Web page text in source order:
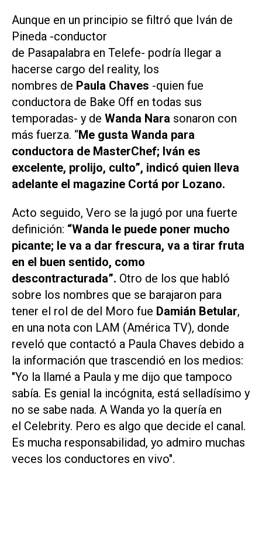
Aunque en un principio se filtró que Iván de
Pineda -conductor
de Pasapalabra en Telefe- podría llegar a
hacerse cargo del reality, los
nombres de Paula Chaves -quien fue
conductora de Bake Off en todas sus
temporadas- y de Wanda Nara sonaron con
más fuerza. “Me gusta Wanda para
conductora de MasterChef; Iván es
excelente, prolijo, culto”, indicó quien lleva
adelante el magazine Cortá por Lozano.
Acto seguido, Vero se la jugó por una fuerte
definición: “Wanda le puede poner mucho
picante; le va a dar frescura, va a tirar fruta
en el buen sentido, como
descontracturada”. Otro de los que habló
sobre los nombres que se barajaron para
tener el rol de del Moro fue Damián Betular,
en una nota con LAM (América TV), donde
reveló que contactó a Paula Chaves debido a
la información que trascendió en los medios:
"Yo la llamé a Paula y me dijo que tampoco
sabía. Es genial la incógnita, está selladísimo y
no se sabe nada. A Wanda yo la quería en
el Celebrity. Pero es algo que decide el canal.
Es mucha responsabilidad, yo admiro muchas
veces los conductores en vivo".